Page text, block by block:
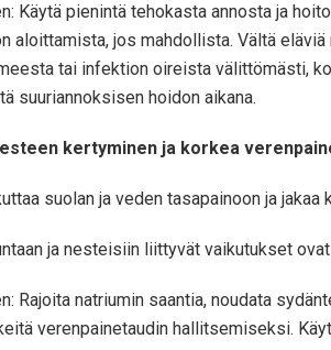
Käytä pienintä tehokasta annosta ja
aloittamista, jos mahdollista. Vältä
tai infektion oireista välittömästi,
suuriannoksisen hoidon aikana.
kertyminen ja korkea
suolan ja veden tasapainoon ja
ja nesteisiin liittyvät vaikutukset
Rajoita natriumin saantia, noudata
verenpainetaudin hallitsemiseksi.